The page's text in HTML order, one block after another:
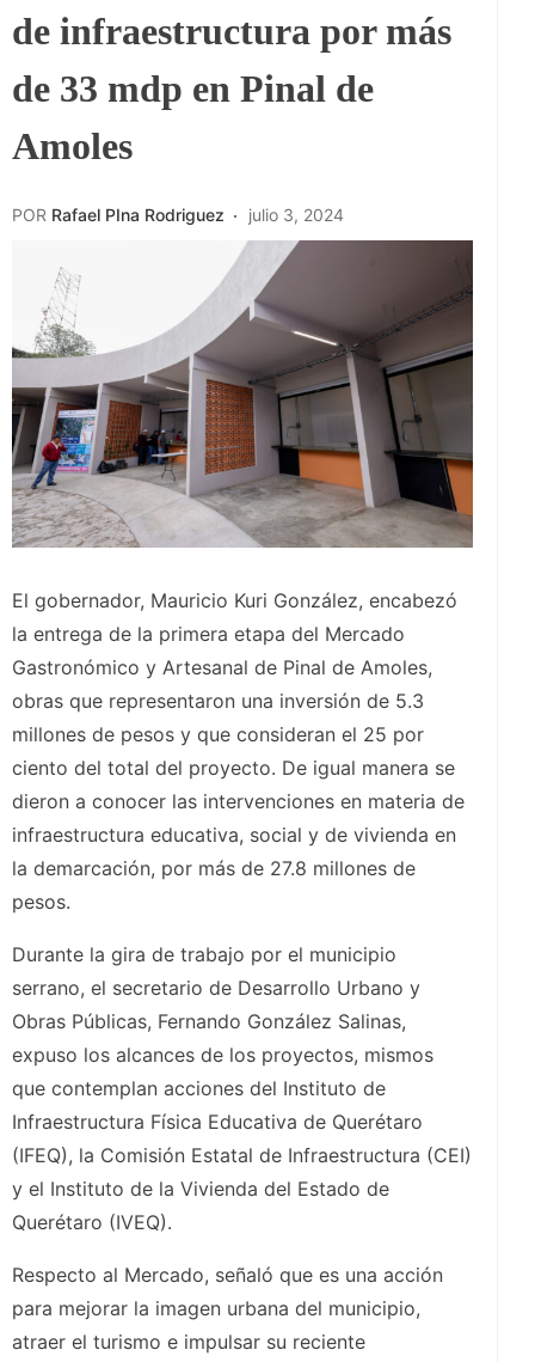
de infraestructura por más
de 33 mdp en Pinal de
Amoles
POR Rafael PIna Rodriguez julio 3, 2024
El gobernador, Mauricio Kuri González, encabezó
la entrega de la primera etapa del Mercado
Gastronómico y Artesanal de Pinal de Amoles,
obras que representaron una inversión de 5.3
millones de pesos y que consideran el 25 por
ciento del total del proyecto. De igual manera se
dieron a conocer las intervenciones en materia de
infraestructura educativa, social y de vivienda en
la demarcación, por más de 27.8 millones de
pesos.
Durante la gira de trabajo por el municipio
serrano, el secretario de Desarrollo Urbano y
Obras Públicas, Fernando González Salinas,
expuso los alcances de los proyectos, mismos
que contemplan acciones del Instituto de
Infraestructura Física Educativa de Querétaro
(IFEQ), la Comisión Estatal de Infraestructura (CEI)
y el Instituto de la Vivienda del Estado de
Querétaro (IVEQ).
Respecto al Mercado, señaló que es una acción
para mejorar la imagen urbana del municipio,
atraer el turismo e impulsar su reciente